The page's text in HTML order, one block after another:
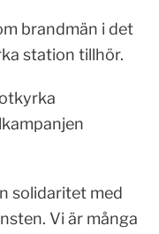
brandmän i det
station tillhör.
solidaritet med
Vi är många